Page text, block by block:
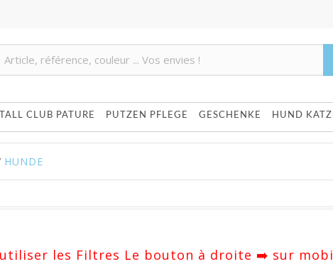
CLUB PATURE PUTZEN PFLEGE GESCHENKE HUND
HUNDE
utiliser les Filtres Le bouton à droite ➡️ sur